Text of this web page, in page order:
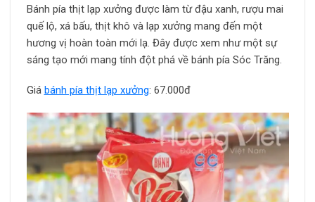
Bánh pía thịt lạp xưởng được làm từ đậu xanh, rượu mai
quế lộ, xá bấu, thịt khô và lạp xưởng mang đến một
hương vị hoàn toàn mới lạ. Đây được xem như một sự
sáng tạo mới mang tính đột phá về bánh pía Sóc Trăng.
Giá bánh pía thịt lạp xưởng: 67.000đ